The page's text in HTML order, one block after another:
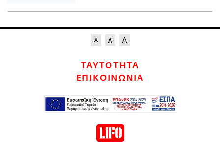
ΤΑΥΤΟΤΗΤΑ
ΕΠΙΚΟΙΝΩΝΙΑ